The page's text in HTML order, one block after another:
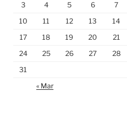
3
4 5 6 7
10
11 12 13 14
17
18 19 20 21
24
25 26 27 28
31
« Mar